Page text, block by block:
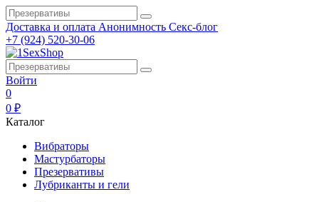
Доставка и оплата Анонимность Секс-блог
+7 (924) 520-30-06
Войти
0
0 ₽
Каталог
Вибраторы
Мастурбаторы
Презервативы
Лубриканты и гели